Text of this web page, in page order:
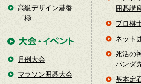
高級デザイン碁盤
「極」
月例大会
マラソン囲碁大会
囲碁講
プロ棋
ネット
死活の
パンダ
基本定